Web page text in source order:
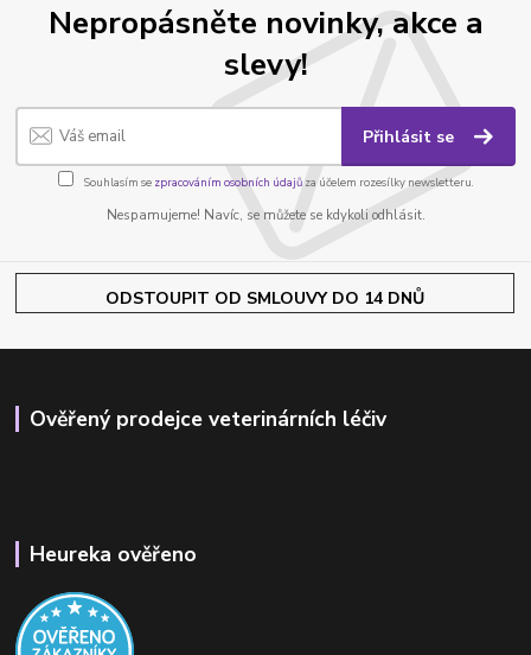
Nepropásněte novinky, akce a
slevy!
Přihlásit se
Souhlasím se zpracováním osobních údajůza účelem rozesílky newsletteru.
Nespamujeme! Navíc, se můžete se kdykoli odhlásit.
ODSTOUPIT OD SMLOUVY DO 14 DNŮ
Ověřený prodejce veterinárních léčiv
Heureka ověřeno